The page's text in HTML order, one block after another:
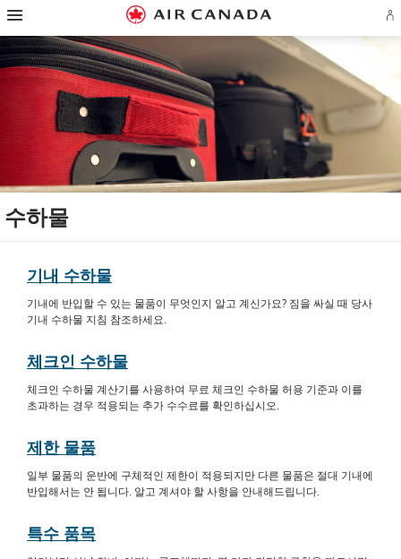
홈
이
지
로
건
너
뛰
기
주
탐
색
으
로
건
너
뛰
기
콘
츠
로
건
너
뛰
기
검
필
드
로
건
너
뛰
기
꼬
말
링
크
로
건
너
뛰
기
사
트
맵
으
로
건
너
뛰
기
연
처
로
건
너
뛰
기
거
탐
색
에
어
랜
정
계
정
수하물
기내 수하물
기내에 반입할 수 있는 물품이 무엇인지 알고 계신가요? 짐을 싸실 때 당사
기내 수하물 지침 참조하세요.
체크인 수하물
체크인 수하물 계산기를 사용하여 무료 체크인 수하물 허용 기준과 이를
초과하는 경우 적용되는 추가 수수료를 확인하십시오.
제한 물품
일부 물품의 운반에 구체적인 제한이 적용되지만 다른 물품은 절대 기내에
반입해서는 안 됩니다. 알고 계셔야 할 사항을 안내해드립니다.
특수 품목